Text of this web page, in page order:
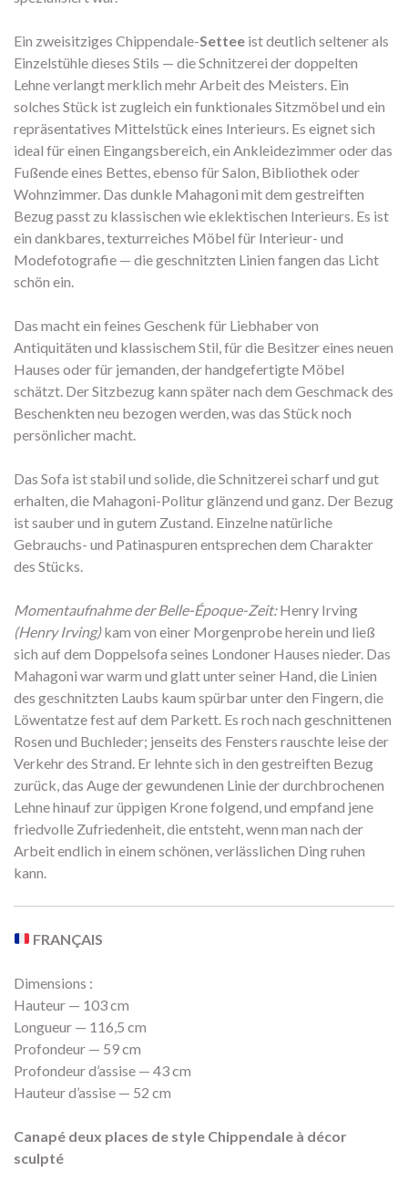
Ein zweisitziges Chippendale-Settee ist deutlich seltener als
Einzelstühle dieses Stils — die Schnitzerei der doppelten
Lehne verlangt merklich mehr Arbeit des Meisters. Ein
solches Stück ist zugleich ein funktionales Sitzmöbel und ein
repräsentatives Mittelstück eines Interieurs. Es eignet sich
ideal für einen Eingangsbereich, ein Ankleidezimmer oder das
Fußende eines Bettes, ebenso für Salon, Bibliothek oder
Wohnzimmer. Das dunkle Mahagoni mit dem gestreiften
Bezug passt zu klassischen wie eklektischen Interieurs. Es ist
ein dankbares, texturreiches Möbel für Interieur- und
Modefotografie — die geschnitzten Linien fangen das Licht
schön ein.
Das macht ein feines Geschenk für Liebhaber von
Antiquitäten und klassischem Stil, für die Besitzer eines neuen
Hauses oder für jemanden, der handgefertigte Möbel
schätzt. Der Sitzbezug kann später nach dem Geschmack des
Beschenkten neu bezogen werden, was das Stück noch
persönlicher macht.
Das Sofa ist stabil und solide, die Schnitzerei scharf und gut
erhalten, die Mahagoni-Politur glänzend und ganz. Der Bezug
ist sauber und in gutem Zustand. Einzelne natürliche
Gebrauchs- und Patinaspuren entsprechen dem Charakter
des Stücks.
Momentaufnahme der Belle-Époque-Zeit:Henry Irving
(Henry Irving)kam von einer Morgenprobe herein und ließ
sich auf dem Doppelsofa seines Londoner Hauses nieder. Das
Mahagoni war warm und glatt unter seiner Hand, die Linien
des geschnitzten Laubs kaum spürbar unter den Fingern, die
Löwentatze fest auf dem Parkett. Es roch nach geschnittenen
Rosen und Buchleder; jenseits des Fensters rauschte leise der
Verkehr des Strand. Er lehnte sich in den gestreiften Bezug
zurück, das Auge der gewundenen Linie der durchbrochenen
Lehne hinauf zur üppigen Krone folgend, und empfand jene
friedvolle Zufriedenheit, die entsteht, wenn man nach der
Arbeit endlich in einem schönen, verlässlichen Ding ruhen
kann.
FRANÇAIS
Dimensions :
Hauteur — 103 cm
Longueur — 116,5 cm
Profondeur — 59 cm
Profondeur d’assise — 43 cm
Hauteur d’assise — 52 cm
Canapé deux places de style Chippendale à décor
sculpté